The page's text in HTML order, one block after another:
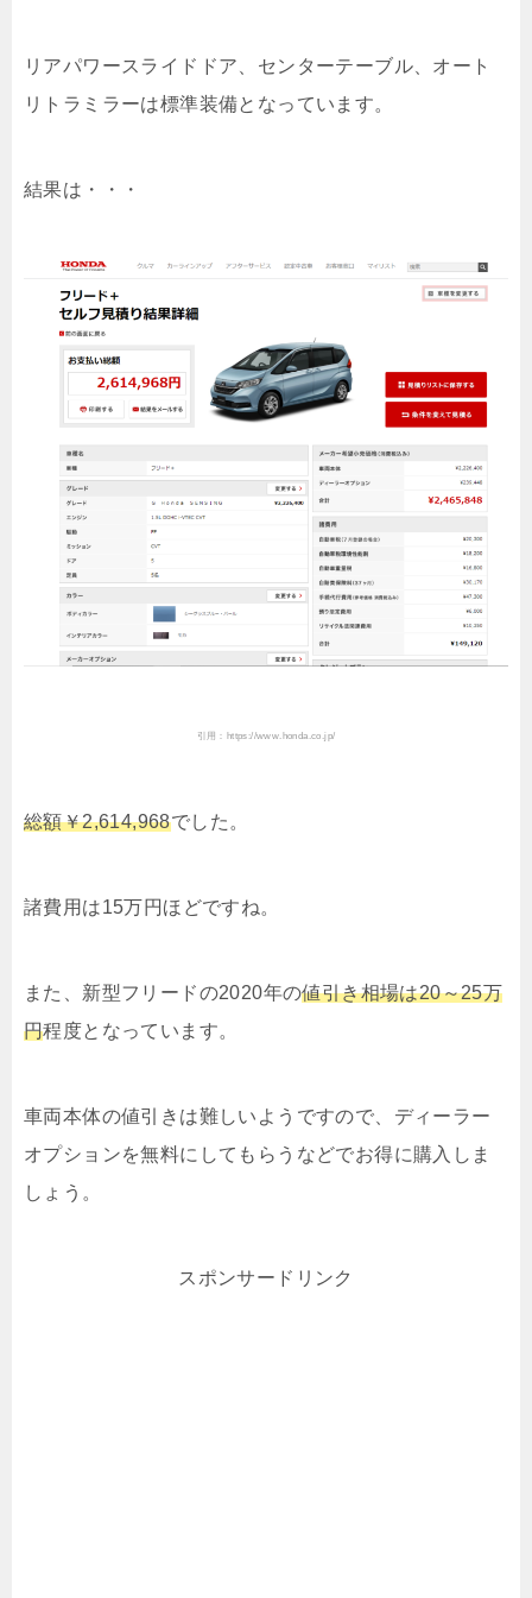
リアパワースライドドア、センターテーブル、オート
リトラミラーは標準装備となっています。
結果は・・・
引用：https://www.honda.co.jp/
総額￥2,614,968でした。
諸費用は15万円ほどですね。
また、新型フリードの2020年の値引き相場は20～25万
円程度となっています。
車両本体の値引きは難しいようですので、ディーラー
オプションを無料にしてもらうなどでお得に購入しま
しょう。
スポンサードリンク